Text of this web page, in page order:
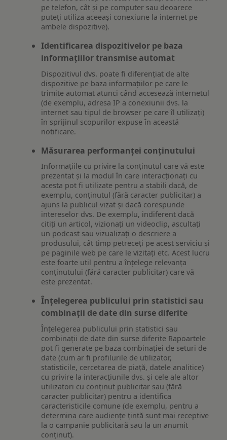
pe telefon, cât și pe computer sau deoarece
puteți utiliza aceeași conexiune la internet pe
ambele dispozitive).
Identificarea dispozitivelor pe baza
informațiilor transmise automat
Dispozitivul dvs. poate fi diferențiat de alte
dispozitive pe baza informațiilor pe care le
trimite automat atunci când accesează internetul
(de exemplu, adresa IP a conexiunii dvs. la
internet sau tipul de browser pe care îl utilizați)
în sprijinul scopurilor expuse în această
notificare.
Măsurarea performanței conținutului
Informațiile cu privire la conținutul care vă este
prezentat și la modul în care interacționați cu
acesta pot fi utilizate pentru a stabili dacă, de
exemplu, conținutul (fără caracter publicitar) a
ajuns la publicul vizat și dacă corespunde
intereselor dvs. De exemplu, indiferent dacă
citiți un articol, vizionați un videoclip, ascultați
un podcast sau vizualizați o descriere a
produsului, cât timp petreceți pe acest serviciu și
pe paginile web pe care le vizitați etc. Acest lucru
este foarte util pentru a înțelege relevanța
conținutului (fără caracter publicitar) care vă
este prezentat.
Înțelegerea publicului prin statistici sau
combinații de date din surse diferite
Înțelegerea publicului prin statistici sau
combinații de date din surse diferite Rapoartele
pot fi generate pe baza combinației de seturi de
date (cum ar fi profilurile de utilizator,
statisticile, cercetarea de piață, datele analitice)
cu privire la interacțiunile dvs. și cele ale altor
utilizatori cu conținut publicitar sau (fără
caracter publicitar) pentru a identifica
caracteristicile comune (de exemplu, pentru a
determina care audiențe țintă sunt mai receptive
la o campanie publicitară sau la un anumit
conținut).